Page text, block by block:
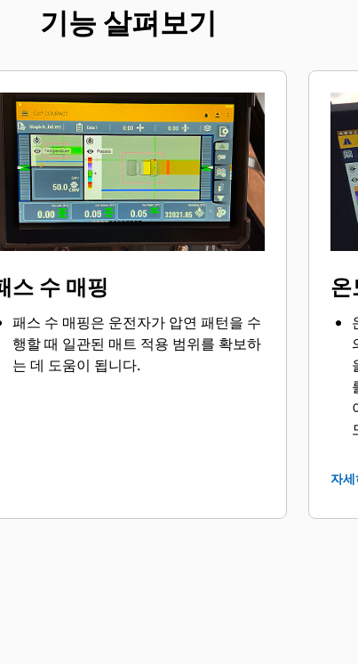
기능 살펴보기
스 수 매핑
패스 수 매핑은 운전자가 압연 패턴을 수
행할 때 일관된 매트 적용 범위를 확보하
는 데 도움이 됩니다.
온
자